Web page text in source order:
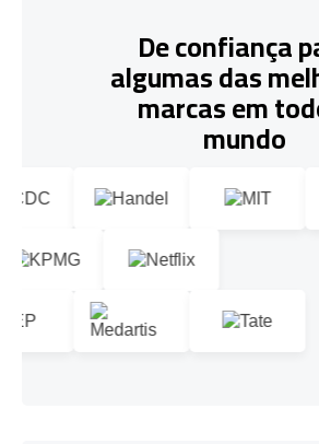
De confiança
algumas das
marcas em
mundo